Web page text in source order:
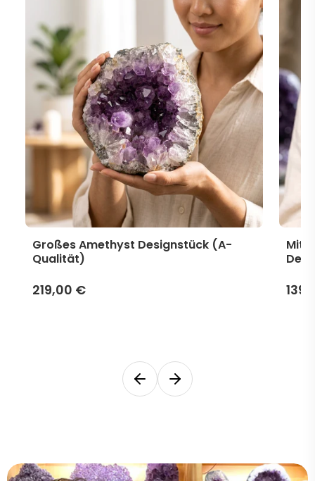
Großes Amethyst Designstück (A-
Qualität)
219,00 €